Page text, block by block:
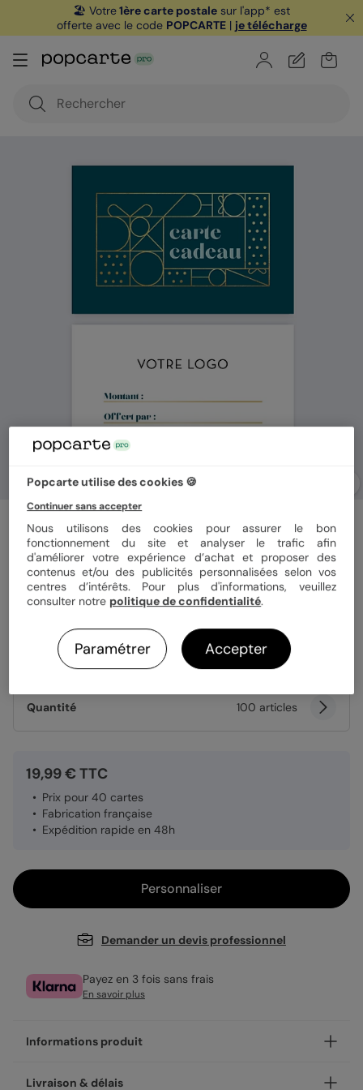
🏖️ Votre1ère carte postale sur l'app* est
offerte avec le code POPCARTE| je télécharge
Carte Cadeau à Personnaliser
Format 8,5x5,5 cm
Papier Papier Mat
Quantité 100 articles
19,99 € TTC
Prix pour 40 cartes
Fabrication française
Expédition rapide en 48h
Personnaliser
Demander un devis professionnel
Payez en 3 fois sans frais
En savoir plus
Informations produit
Proposez à vos clients une carte cadeau à offrir, pour un
Livraison & délais
Popcarte utilise des cookies 🍪
Continuer sans accepter
Nous utilisons des cookies pour assurer le bon
fonctionnement du site et analyser le trafic afin
d'améliorer votre expérience d’achat et proposer des
contenus et/ou des publicités personnalisées selon vos
centres d’intérêts. Pour plus d'informations, veuillez
consulter notre politique de confidentialité.
Paramétrer Accepter